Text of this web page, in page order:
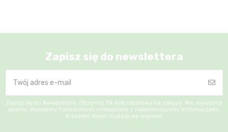
Zapisz się do newslettera
Zapisz się do Newslettera: Otrzymaj 7% kod rabatowy na zakupy. Nie wysyłamy
spamu, wysyłamy 1 wiadomość miesięcznie z najcenniejszymi informacjami.
W każdej chwili możesz się wypisać.